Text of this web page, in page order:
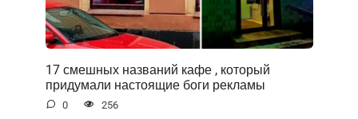
17 смешных названий кафе , который
придумали настоящие боги рекламы
0 256